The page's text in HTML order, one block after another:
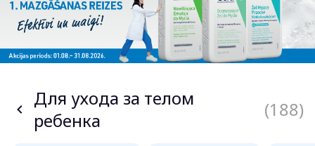
Для ухода за телом
ребенка
(188)